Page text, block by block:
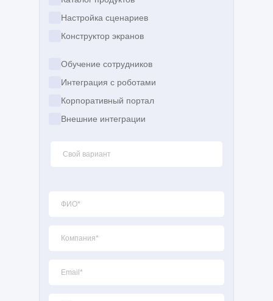
Настройка сценариев
Конструктор экранов
Обучение сотрудников
Интеграция с роботами
Корпоративный портал
Внешние интеграции